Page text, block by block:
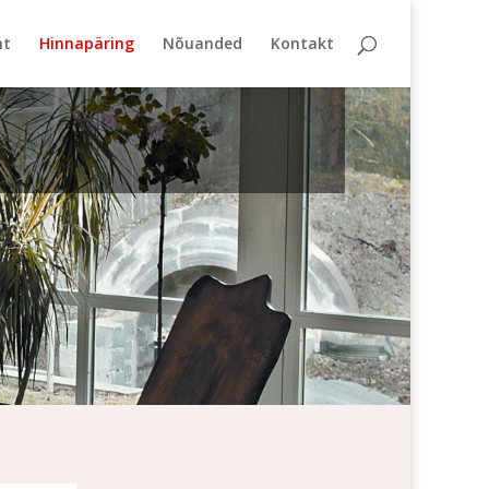
Hinnapäring Nõuanded Kontakt